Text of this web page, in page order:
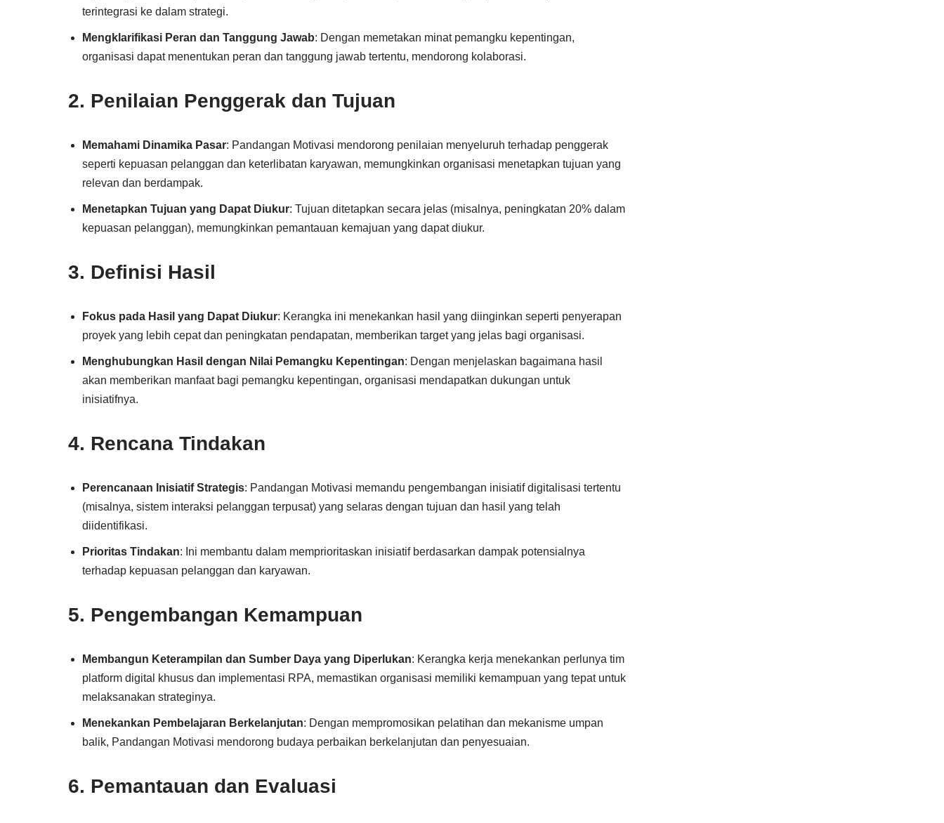
terintegrasi ke dalam strategi.
Mengklarifikasi Peran dan Tanggung Jawab: Dengan memetakan minat pemangku kepentingan,
organisasi dapat menentukan peran dan tanggung jawab tertentu, mendorong kolaborasi.
2. Penilaian Penggerak dan Tujuan
Memahami Dinamika Pasar: Pandangan Motivasi mendorong penilaian menyeluruh terhadap penggerak
seperti kepuasan pelanggan dan keterlibatan karyawan, memungkinkan organisasi menetapkan tujuan yang
relevan dan berdampak.
Menetapkan Tujuan yang Dapat Diukur: Tujuan ditetapkan secara jelas (misalnya, peningkatan 20% dalam
kepuasan pelanggan), memungkinkan pemantauan kemajuan yang dapat diukur.
3. Definisi Hasil
Fokus pada Hasil yang Dapat Diukur: Kerangka ini menekankan hasil yang diinginkan seperti penyerapan
proyek yang lebih cepat dan peningkatan pendapatan, memberikan target yang jelas bagi organisasi.
Menghubungkan Hasil dengan Nilai Pemangku Kepentingan: Dengan menjelaskan bagaimana hasil
akan memberikan manfaat bagi pemangku kepentingan, organisasi mendapatkan dukungan untuk
inisiatifnya.
4. Rencana Tindakan
Perencanaan Inisiatif Strategis: Pandangan Motivasi memandu pengembangan inisiatif digitalisasi tertentu
(misalnya, sistem interaksi pelanggan terpusat) yang selaras dengan tujuan dan hasil yang telah
diidentifikasi.
Prioritas Tindakan: Ini membantu dalam memprioritaskan inisiatif berdasarkan dampak potensialnya
terhadap kepuasan pelanggan dan karyawan.
5. Pengembangan Kemampuan
Membangun Keterampilan dan Sumber Daya yang Diperlukan: Kerangka kerja menekankan perlunya tim
platform digital khusus dan implementasi RPA, memastikan organisasi memiliki kemampuan yang tepat untuk
melaksanakan strateginya.
Menekankan Pembelajaran Berkelanjutan: Dengan mempromosikan pelatihan dan mekanisme umpan
balik, Pandangan Motivasi mendorong budaya perbaikan berkelanjutan dan penyesuaian.
6. Pemantauan dan Evaluasi